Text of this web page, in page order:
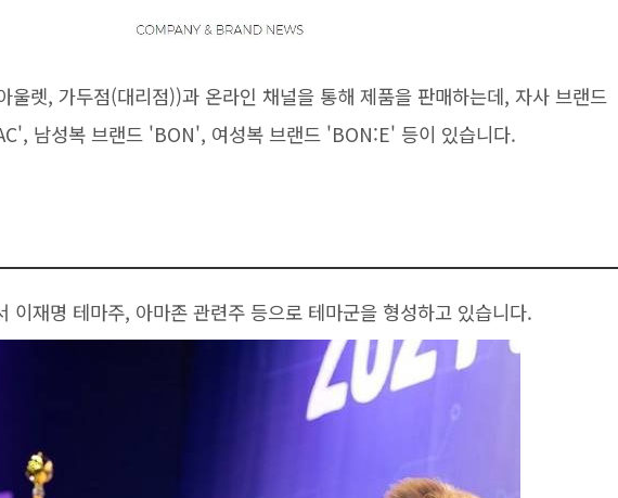
울렛, 가두점(대리점))과 온라인 채널을 통해 제품을 판매하는데, 자사 브랜드
남성복 브랜드 'BON', 여성복 브랜드 'BON:E' 등이 있습니다.
이재명 테마주, 아마존 관련주 등으로 테마군을 형성하고 있습니다.